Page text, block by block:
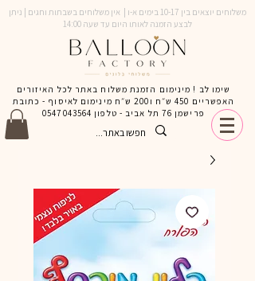
משלוחים יוצאים בין 10-17 בימים א-ו | אין משלוחים בשבתות וחגים | ניתן
לבצע הזמנה לאותו היום עד שעה 14:00
שימו לב ! מינימום הזמנת משלוח באתר לכל האיזורים
האפשריים 450 ש״ח ו200 ש״ח מינימום לאיסוף - כתובת
פרישמן 76 תל אביב - טלפון
0547043564